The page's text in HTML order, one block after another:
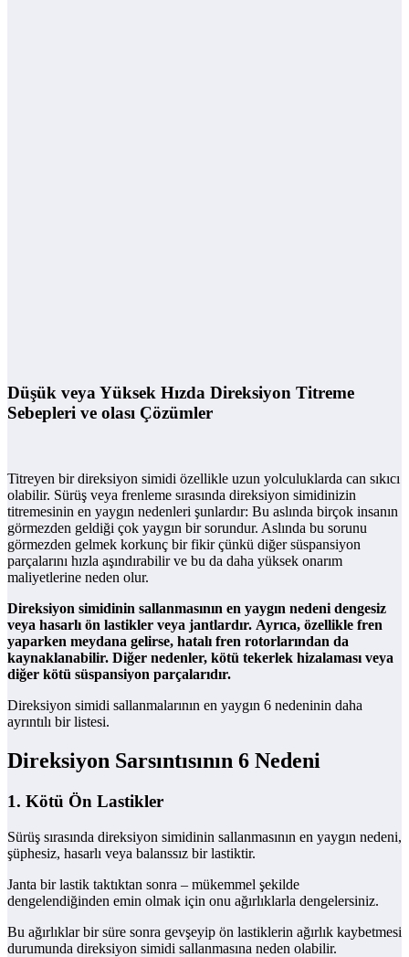
Düşük veya Yüksek Hızda Direksiyon Titreme
Sebepleri ve olası Çözümler
Titreyen bir direksiyon simidi özellikle uzun yolculuklarda can sıkıcı
olabilir. Sürüş veya frenleme sırasında direksiyon simidinizin
titremesinin en yaygın nedenleri şunlardır: Bu aslında birçok insanın
görmezden geldiği çok yaygın bir sorundur. Aslında bu sorunu
görmezden gelmek korkunç bir fikir çünkü diğer süspansiyon
parçalarını hızla aşındırabilir ve bu da daha yüksek onarım
maliyetlerine neden olur.
Direksiyon simidinin sallanmasının en yaygın nedeni dengesiz
veya hasarlı ön lastikler veya jantlardır. Ayrıca, özellikle fren
yaparken meydana gelirse, hatalı fren rotorlarından da
kaynaklanabilir. Diğer nedenler, kötü tekerlek hizalaması veya
diğer kötü süspansiyon parçalarıdır.
Direksiyon simidi sallanmalarının en yaygın 6 nedeninin daha
ayrıntılı bir listesi.
Direksiyon Sarsıntısının 6 Nedeni
1. Kötü Ön Lastikler
Sürüş sırasında direksiyon simidinin sallanmasının en yaygın nedeni,
şüphesiz, hasarlı veya balanssız bir lastiktir.
Janta bir lastik taktıktan sonra – mükemmel şekilde
dengelendiğinden emin olmak için onu ağırlıklarla dengelersiniz.
Bu ağırlıklar bir süre sonra gevşeyip ön lastiklerin ağırlık kaybetmesi
durumunda direksiyon simidi sallanmasına neden olabilir.